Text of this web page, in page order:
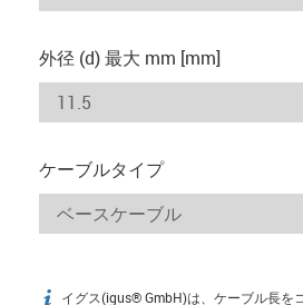
外径 (d) 最大 mm [mm]
ケーブルタイプ
イグス(igus® GmbH)は、ケーブル長を